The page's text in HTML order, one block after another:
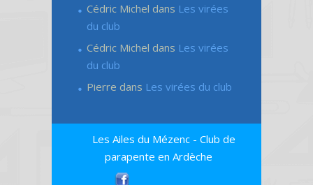
Cédric Michel dans Les virées
du club
Cédric Michel dans Les virées
du club
Pierre dans Les virées du club
Les Ailes du Mézenc - Club de
parapente en Ardèche